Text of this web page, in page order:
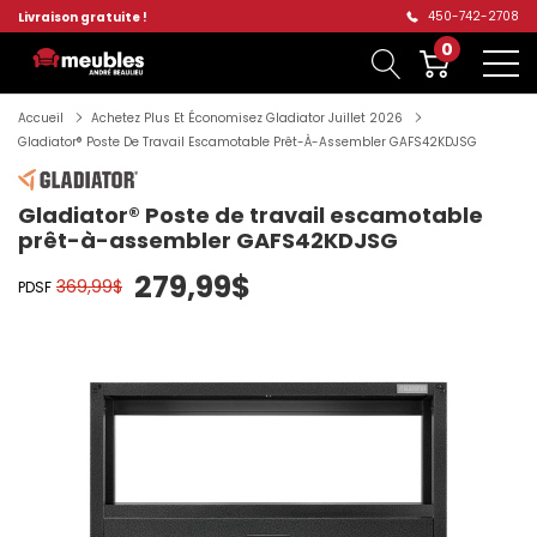
Livraison gratuite ! 450-742-2708
0
Accueil
Achetez Plus Et Économisez Gladiator Juillet 2026
Gladiator® Poste De Travail Escamotable Prêt-À-Assembler GAFS42KDJSG
Gladiator® Poste de travail escamotable
prêt-à-assembler GAFS42KDJSG
PDSF 369,99$ 279,99$